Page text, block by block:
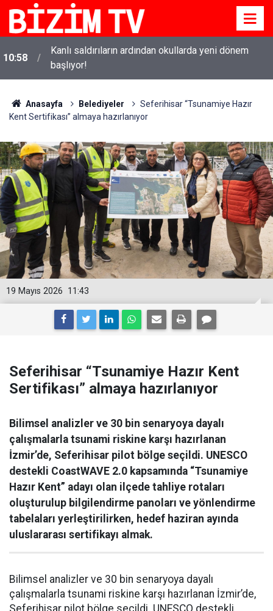
10:58
Kanlı saldırıların ardından okullarda yeni dönem
başlıyor!
Anasayfa Belediyeler
Seferihisar “Tsunamiye Hazır
Kent Sertifikası” almaya hazırlanıyor
11:43
19 Mayıs 2026
Seferihisar “Tsunamiye Hazır Kent
Sertifikası” almaya hazırlanıyor
Bilimsel analizler ve 30 bin senaryoya dayalı
çalışmalarla tsunami riskine karşı hazırlanan
İzmir’de, Seferihisar pilot bölge seçildi. UNESCO
destekli CoastWAVE 2.0 kapsamında “Tsunamiye
Hazır Kent” adayı olan ilçede tahliye rotaları
oluşturulup bilgilendirme panoları ve yönlendirme
tabelaları yerleştirilirken, hedef haziran ayında
uluslararası sertifikayı almak.
Bilimsel analizler ve 30 bin senaryoya dayalı
çalışmalarla tsunami riskine karşı hazırlanan İzmir’de,
Seferihisar pilot bölge seçildi. UNESCO destekli